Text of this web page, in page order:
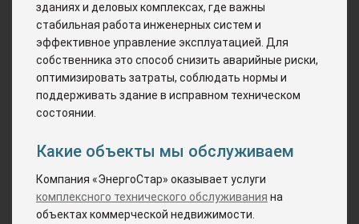
зданиях и деловых комплексах, где важны
стабильная работа инженерных систем и
эффективное управление эксплуатацией. Для
собственника это способ снизить аварийные риски,
оптимизировать затраты, соблюдать нормы и
поддерживать здание в исправном техническом
состоянии.
Какие объекты мы обслуживаем
Компания «ЭнергоСтар» оказывает услуги
комплексного технического обслуживания на
объектах коммерческой недвижимости.